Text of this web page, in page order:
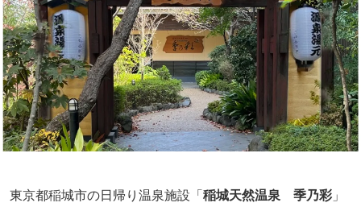
東京都稲城市の日帰り温泉施設「稲城天然温泉 季乃彩 」